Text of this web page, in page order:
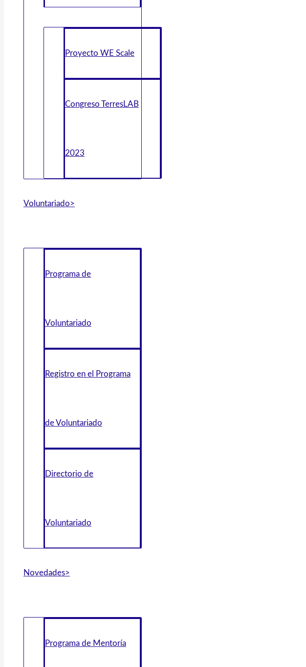
Proyecto WE Scale
Congreso TerresLAB
2023
Voluntariado>
Programa de
Voluntariado
Registro en el Programa
de Voluntariado
Directorio de
Voluntariado
Novedades>
Programa de Mentoría